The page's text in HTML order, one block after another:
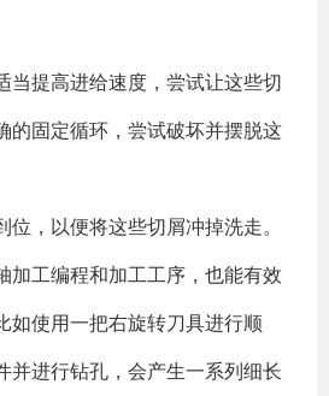
当提高进给速度，尝试让这些切
的固定循环，尝试破坏并摆脱这
，以便将这些切屑冲掉洗走。
加工编程和加工工序，也能有效
如使用一把右旋转刀具进行顺
并进行钻孔，会产生一系列细长